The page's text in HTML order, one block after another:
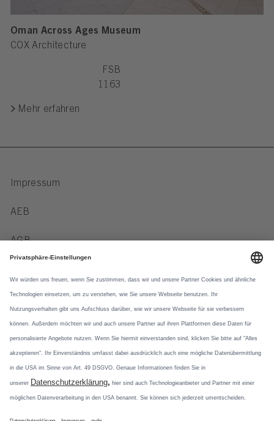
Oman Across Ages Museum
COX Architecture
FSB
1163
Mehr erfahren
Impressum
AEB
AGB
Datenschutz
Datennutzung
Mit unseren
Newsletterformaten
informieren wir über
Instagram